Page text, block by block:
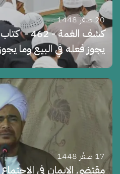
20 صفَر 1448
يجوز فعله في البيع وما
17 صفَر 1448
مقتضى الإيمان في